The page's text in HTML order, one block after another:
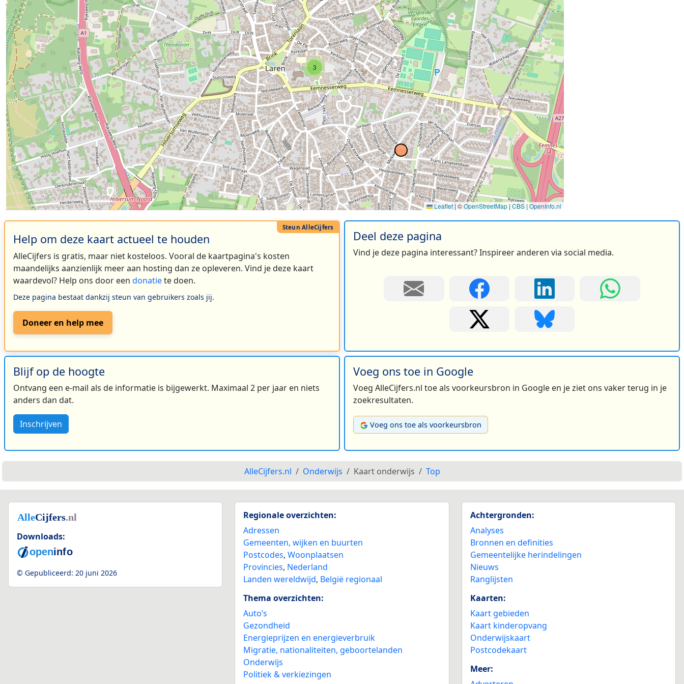
3
Leaflet|©OpenStreetMap | CBS | OpenInfo.nl
Help om deze kaart actueel te houden
AlleCijfers is gratis, maar niet kosteloos. Vooral de kaartpagina's kosten
maandelijks aanzienlijk meer aan hosting dan ze opleveren. Vind je deze kaart
waardevol? Help ons door een donatiete doen.
Deze pagina bestaat dankzij steun van gebruikers zoals jij.
Doneer en help mee
Deel deze pagina
Vind je deze pagina interessant? Inspireer anderen via social media.
Blijf op de hoogte
Ontvang een e-mail als de informatie is bijgewerkt. Maximaal 2 per jaar en niets
anders dan dat.
Inschrijven
Voeg ons toe in Google
Voeg AlleCijfers.nl toe als voorkeursbron in Google en je ziet ons vaker terug in je
zoekresultaten.
Voeg ons toe als voorkeursbron
AlleCijfers.nl Onderwijs Kaart onderwijs Top
Downloads:
© Gepubliceerd: 20 juni 2026
Regionale overzichten:
Adressen
Gemeenten, wijken en buurten
Postcodes,Woonplaatsen
Provincies, Nederland
Landen wereldwijd, België regionaal
Thema overzichten:
Auto’s
Gezondheid
Energieprijzen en energieverbruik
Migratie, nationaliteiten, geboortelanden
Onderwijs
Politiek & verkiezingen
Achtergronden:
Analyses
Bronnen en definities
Gemeentelijke herindelingen
Nieuws
Ranglijsten
Kaarten:
Kaart gebieden
Kaart kinderopvang
Onderwijskaart
Postcodekaart
Meer: